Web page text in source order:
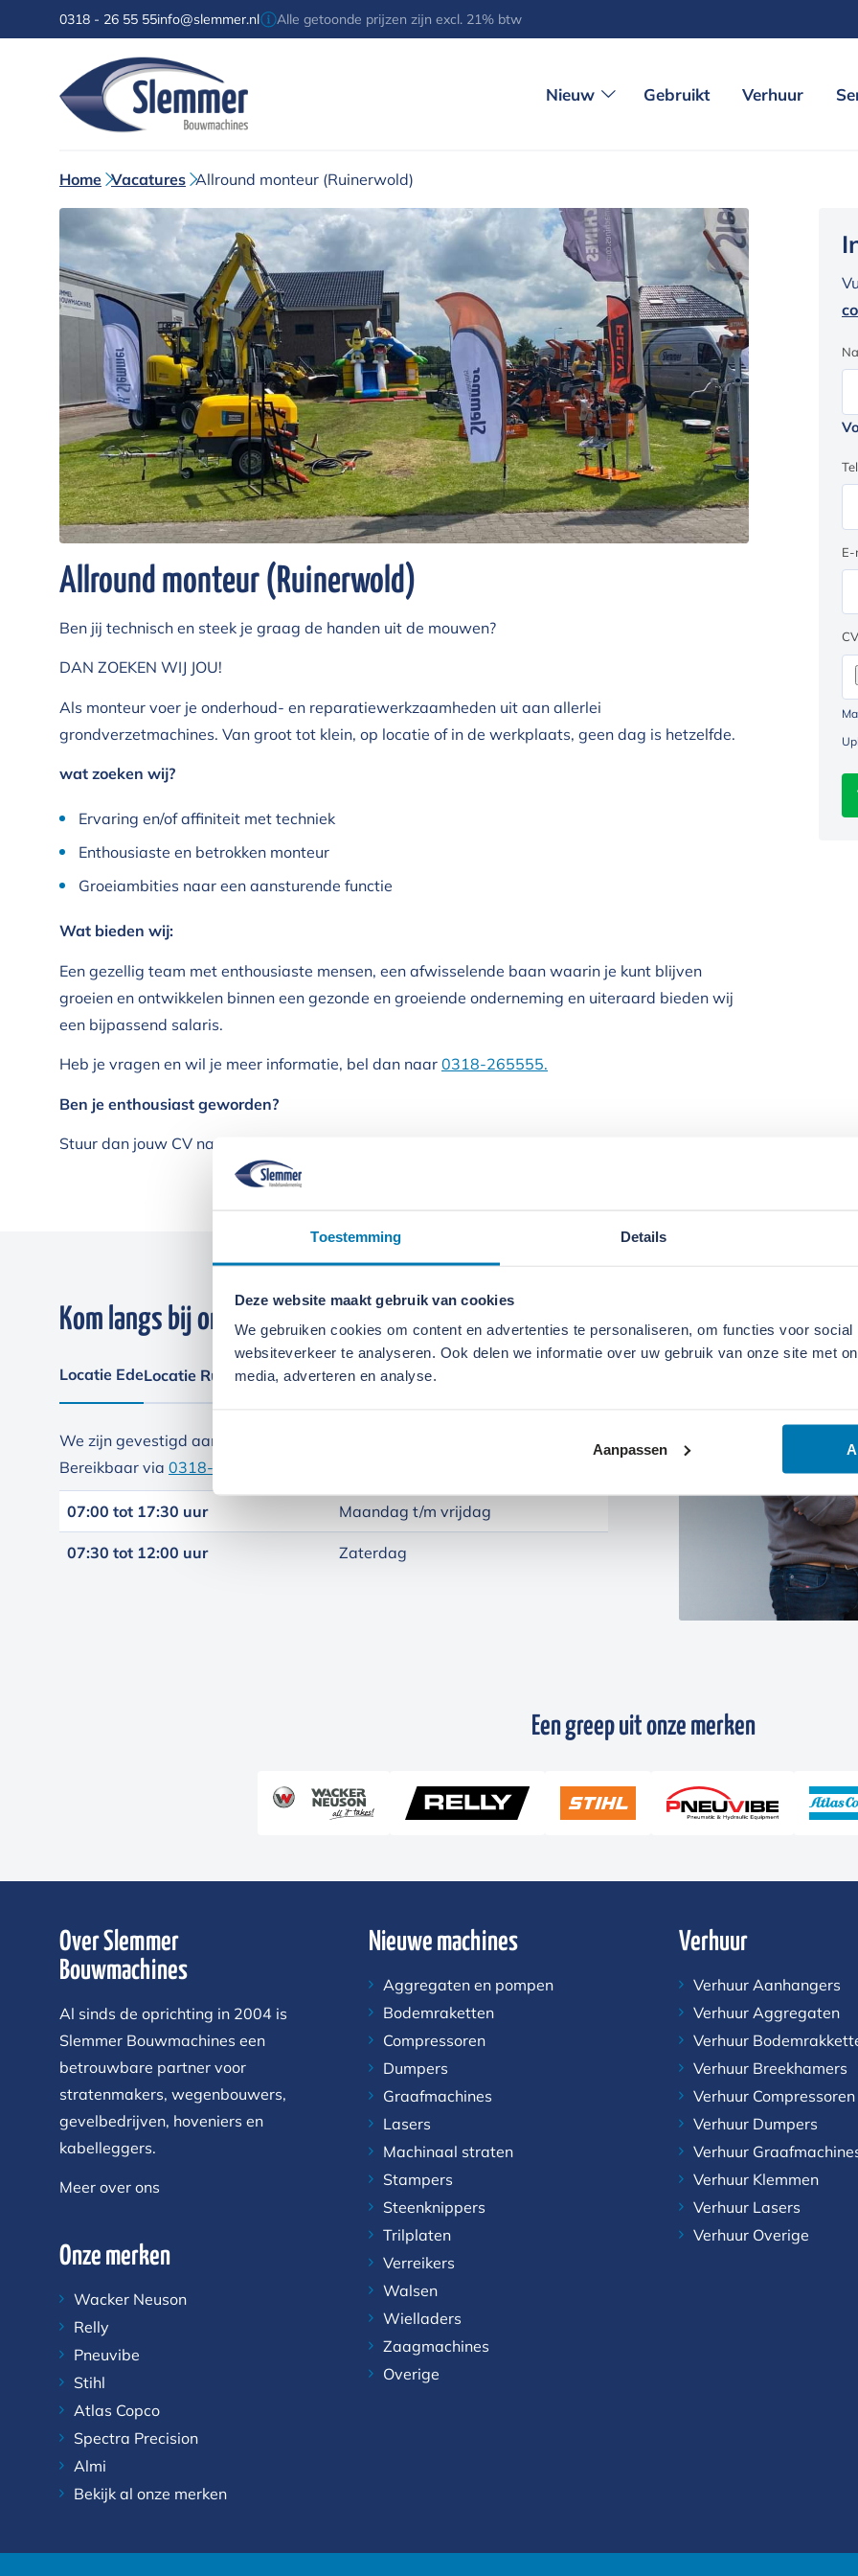
Toestemming Details
Deze website maakt gebruik van cookies
We gebruiken cookies om content en advertenties te personaliseren, om functies voor
websiteverkeer te analyseren. Ook delen we informatie over uw gebruik van onze site met
media, adverteren en analyse.
Aanpassen
0318 - 26 55 55info@slemmer.nl Alle getoonde prijzen zijn excl. 21% btw
Nieuw Gebruikt Verhuur
Home Vacatures Allround monteur (Ruinerwold)
Allround monteur (Ruinerwold)
Ben jij technisch en steek je graag de handen uit de mouwen?
DAN ZOEKEN WIJ JOU!
Als monteur voer je onderhoud- en reparatiewerkzaamheden uit aan allerlei
grondverzetmachines. Van groot tot klein, op locatie of in de werkplaats, geen dag is hetzelfde.
wat zoeken wij?
Ervaring en/of affiniteit met techniek
Enthousiaste en betrokken monteur
Groeiambities naar een aansturende functie
Wat bieden wij:
Een gezellig team met enthousiaste mensen, een afwisselende baan waarin je kunt blijven
groeien en ontwikkelen binnen een gezonde en groeiende onderneming en uiteraard bieden wij
een bijpassend salaris.
Heb je vragen en wil je meer informatie, bel dan naar 0318-265555.
Ben je enthousiast geworden?
Stuur dan jouw CV naar
CV
Kom langs bij onze locaties
Locatie EdeLocatie Ruinerwold
We zijn gevestigd aan de
. Maandag t/m zaterdag open.
Bereikbaar via 0318-265555
07:00 tot 17:30 uur Maandag t/m vrijdag
07:30 tot 12:00 uur Zaterdag
Een greep uit onze merken
Over Slemmer
Bouwmachines
Al sinds de oprichting in 2004 is
Slemmer Bouwmachines een
betrouwbare partner voor
stratenmakers, wegenbouwers,
gevelbedrijven, hoveniers en
kabelleggers.
Meer over ons
Onze merken
Wacker Neuson
Relly
Pneuvibe
Stihl
Atlas Copco
Spectra Precision
Almi
Bekijk al onze merken
Nieuwe machines
Aggregaten en pompen
Bodemraketten
Compressoren
Dumpers
Graafmachines
Lasers
Machinaal straten
Stampers
Steenknippers
Trilplaten
Verreikers
Walsen
Wielladers
Zaagmachines
Overige
Verhuur
Verhuur Aanhangers
Verhuur Aggregaten
Verhuur
Verhuur Breekhamers
Verhuur Compressoren
Verhuur Dumpers
Verhuur
Verhuur Klemmen
Verhuur Lasers
Verhuur Overige